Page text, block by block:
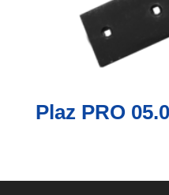
Plaz PRO